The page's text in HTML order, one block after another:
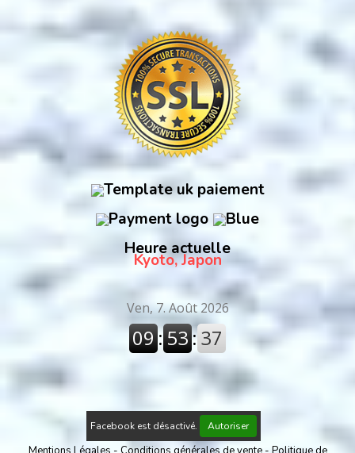
Heure actuelle
Kyoto, Japon
Facebook est désactivé. Autoriser